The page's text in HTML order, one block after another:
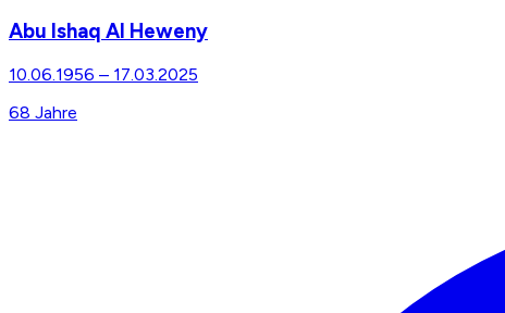
Abu Ishaq Al Heweny
10.06.1956 – 17.03.2025
68 Jahre